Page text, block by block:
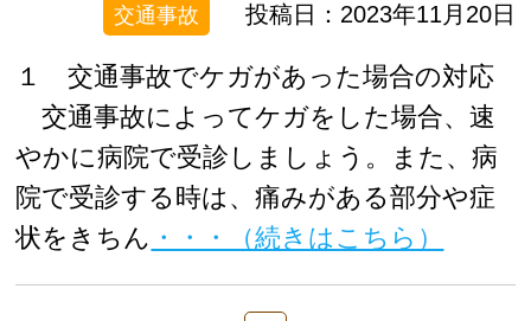
交通事故 投稿日：2023年11月20日
１ 交通事故でケガがあった場合の対応
交通事故によってケガをした場合、速
やかに病院で受診しましょう。また、病
院で受診する時は、痛みがある部分や症
状をきちん ・・・（続きはこちら）